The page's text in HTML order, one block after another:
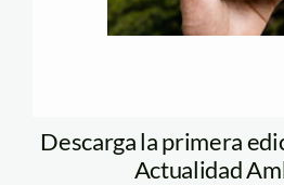
Descarga la primera
Actualidad